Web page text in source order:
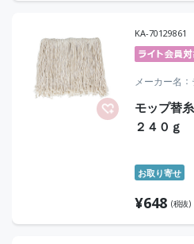
KA-70129861
メーカー名
モップ替
２４０ｇ
お取り寄せ
¥648 (税抜)